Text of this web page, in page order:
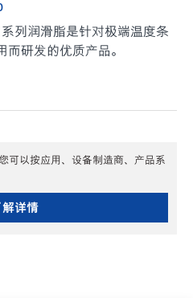
列润滑脂是针对极端温度条
而研发的优质产品。
可以按应用、设备制造商、产品系
解详情